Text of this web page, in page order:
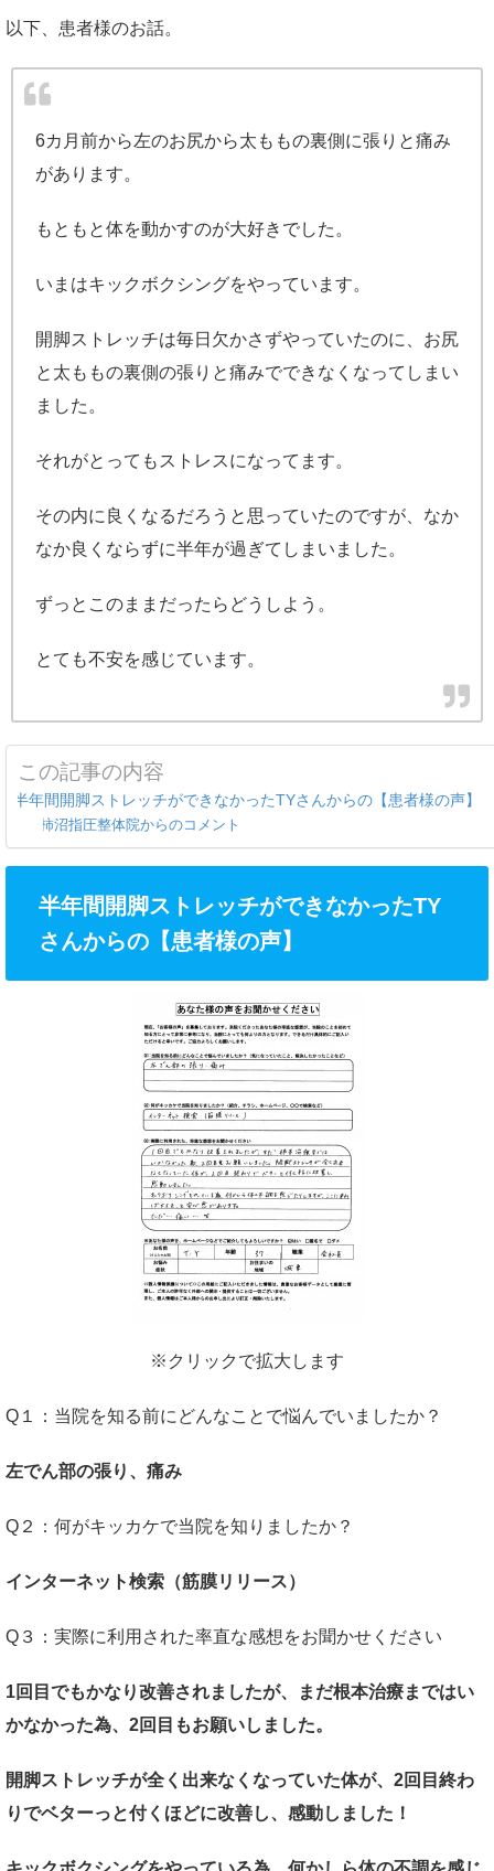
以下、患者様のお話。
6カ月前から左のお尻から太ももの裏側に張りと痛み
があります。
もともと体を動かすのが大好きでした。
いまはキックボクシングをやっています。
開脚ストレッチは毎日欠かさずやっていたのに、お尻
と太ももの裏側の張りと痛みでできなくなってしまい
ました。
それがとってもストレスになってます。
その内に良くなるだろうと思っていたのですが、なか
なか良くならずに半年が過ぎてしまいました。
ずっとこのままだったらどうしよう。
とても不安を感じています。
この記事の内容
半年間開脚ストレッチができなかったTYさんからの【患者様の声】
柿沼指圧整体院からのコメント
半年間開脚ストレッチができなかったTY
さんからの【患者様の声】
※クリックで拡大します
Q１：当院を知る前にどんなことで悩んでいましたか？
左でん部の張り、痛み
Q２：何がキッカケで当院を知りましたか？
インターネット検索（筋膜リリース）
Q３：実際に利用された率直な感想をお聞かせください
1回目でもかなり改善されましたが、まだ根本治療まではい
かなかった為、2回目もお願いしました。
開脚ストレッチが全く出来なくなっていた体が、2回目終わ
りでベターっと付くほどに改善し、感動しました！